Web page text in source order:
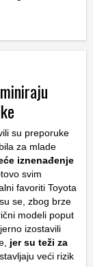
su preporuke
za mlade
iznenađenje
svim
favoriti Toyota
se, zbog brze
modeli poput
izostavili
jer su teži za
veći rizik